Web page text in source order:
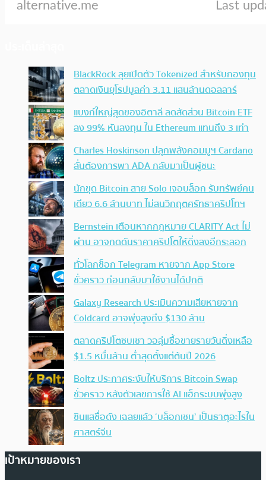
BlackRock ลุยเปิดตัว Tokenized สำหรับกองทุน
ตลาดเงินยุโรปมูลค่า 3.11 แสนล้านดอลลาร์
แบงก์ใหญ่สุดของอิตาลี ลดสัดส่วน Bitcoin ETF
ลง 99% หันลงทุน ใน Ethereum แทนถึง 3 เท่า
Charles Hoskinson ปลุกพลังคอมมูฯ Cardano
ลั่นต้องการพา ADA กลับมาเป็นผู้ชนะ
นักขุด Bitcoin สาย Solo เจอบล็อก รับทรัพย์คน
เดียว 6.6 ล้านบาท ไม่สนวิกฤตศรัทธาคริปโทฯ
Bernstein เตือนหากกฎหมาย CLARITY Act ไม่
ผ่าน อาจกดดันราคาคริปโตให้ดิ่งลงอีกระลอก
ทั่วโลกช็อก Telegram หายจาก App Store
ชั่วคราว ก่อนกลับมาใช้งานได้ปกติ
Galaxy Research ประเมินความเสียหายจาก
Coldcard อาจพุ่งสูงถึง $130 ล้าน
ตลาดคริปโตซบเซา วอลุ่มซื้อขายรายวันดิ่งเหลือ
$1.5 หมื่นล้าน ต่ำสุดตั้งแต่ต้นปี 2026
Boltz ประกาศระงับให้บริการ Bitcoin Swap
ชั่วคราว หลังตัวเลขการใช้ AI แฮ็กระบบพุ่งสูง
ซินแสชื่อดัง เฉลยแล้ว ‘บล็อกเชน’ เป็นธาตุอะไรใน
ศาสตร์จีน
เป้าหมายของเรา